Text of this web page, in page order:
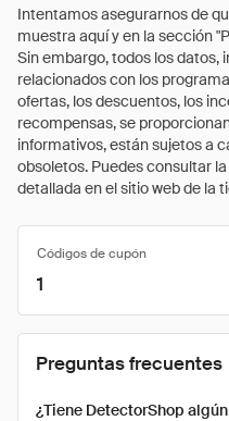
Intentamos asegurarnos de
muestra aquí y en la sección
Sin embargo, todos los datos,
relacionados con los
ofertas, los descuentos, los
recompensas, se
informativos, están sujetos a
obsoletos. Puedes consultar
detallada en el sitio web de la
Códigos de cupón
1
Preguntas frecuentes
¿Tiene DetectorShop